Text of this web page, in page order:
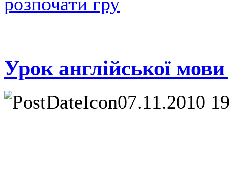
Урок англійської
07.11.2010